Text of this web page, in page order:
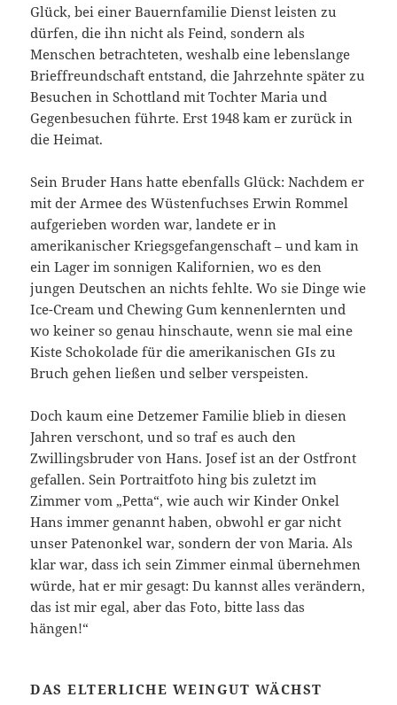
Glück, bei einer Bauernfamilie Dienst leisten zu
dürfen, die ihn nicht als Feind, sondern als
Menschen betrachteten, weshalb eine lebenslange
Brieffreundschaft entstand, die Jahrzehnte später zu
Besuchen in Schottland mit Tochter Maria und
Gegenbesuchen führte. Erst 1948 kam er zurück in
die Heimat.
Sein Bruder Hans hatte ebenfalls Glück: Nachdem er
mit der Armee des Wüstenfuchses Erwin Rommel
aufgerieben worden war, landete er in
amerikanischer Kriegsgefangenschaft – und kam in
ein Lager im sonnigen Kalifornien, wo es den
jungen Deutschen an nichts fehlte. Wo sie Dinge wie
Ice-Cream und Chewing Gum kennenlernten und
wo keiner so genau hinschaute, wenn sie mal eine
Kiste Schokolade für die amerikanischen GIs zu
Bruch gehen ließen und selber verspeisten.
Doch kaum eine Detzemer Familie blieb in diesen
Jahren verschont, und so traf es auch den
Zwillingsbruder von Hans. Josef ist an der Ostfront
gefallen. Sein Portraitfoto hing bis zuletzt im
Zimmer vom „Petta“, wie auch wir Kinder Onkel
Hans immer genannt haben, obwohl er gar nicht
unser Patenonkel war, sondern der von Maria. Als
klar war, dass ich sein Zimmer einmal übernehmen
würde, hat er mir gesagt: Du kannst alles verändern,
das ist mir egal, aber das Foto, bitte lass das
hängen!“
DAS ELTERLICHE WEINGUT WÄCHST